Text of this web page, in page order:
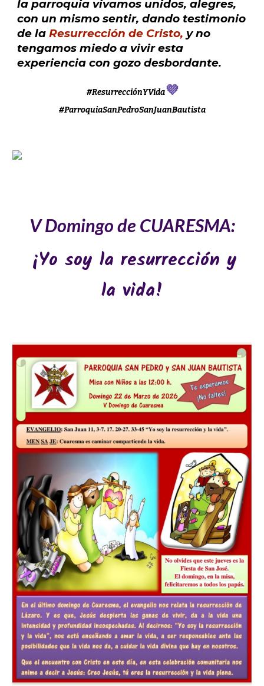
la parroquia vivamos unidos, alegres,
con un mismo sentir, dando testimonio
de laResurrección de Cristo, y no
tengamos miedo a vivir esta
experiencia con gozo desbordante.
#ResurrecciónYVida💜
#ParroquiaSanPedroSanJuanBautista
V Domingo de CUARESMA:
¡Yo soy la resurrección y
la vida!